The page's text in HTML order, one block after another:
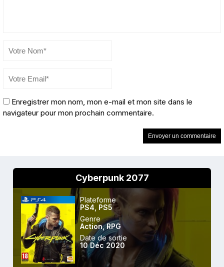
Enregistrer mon nom, mon e-mail et mon site dans le
navigateur pour mon prochain commentaire.
Cyberpunk 2077
Plateforme
PS4 PS5
Genre
Action,RPG
Date de sortie
10 Déc 2020